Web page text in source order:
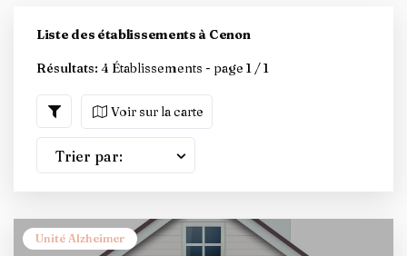
Liste des établissements à Cenon
Résultats: 4 Établissements - page 1 / 1
Voir sur la carte
Trier par:
Unité Alzheimer